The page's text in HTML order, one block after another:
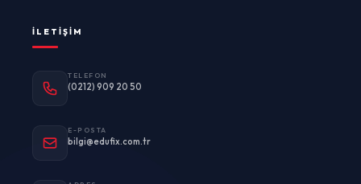
İLETIŞIM
TELEFON
(0212) 909 20 50
E-POSTA
bilgi@edufix.com.tr